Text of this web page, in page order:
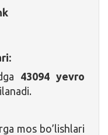
43094 yevro
mos bo’lishlari